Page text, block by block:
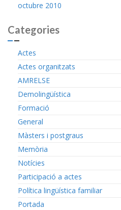
octubre 2010
Categories
Actes
Actes organitzats
AMRELSE
Demolingüística
Formació
General
Màsters i postgraus
Memòria
Notícies
Participació a actes
Política lingüística familiar
Portada